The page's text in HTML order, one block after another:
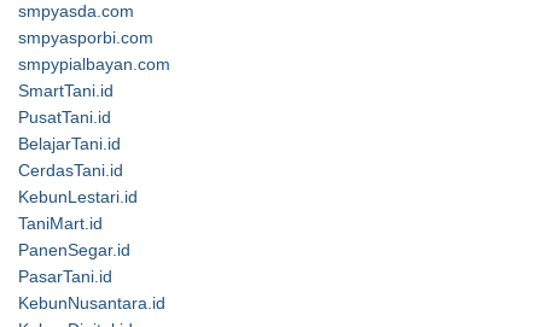
smpyasda.com
smpyasporbi.com
smpypialbayan.com
SmartTani.id
PusatTani.id
BelajarTani.id
CerdasTani.id
KebunLestari.id
TaniMart.id
PanenSegar.id
PasarTani.id
KebunNusantara.id